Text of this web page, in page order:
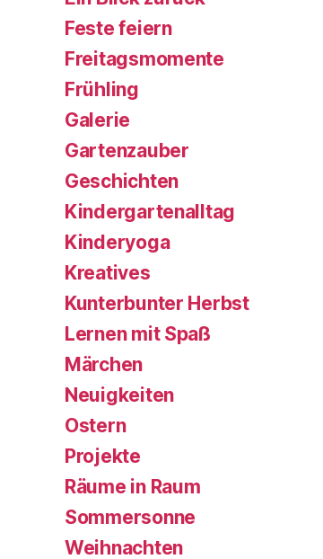
Feste feiern
Freitagsmomente
Frühling
Galerie
Gartenzauber
Geschichten
Kindergartenalltag
Kinderyoga
Kreatives
Kunterbunter Herbst
Lernen mit Spaß
Märchen
Neuigkeiten
Ostern
Projekte
Räume in Raum
Sommersonne
Weihnachten